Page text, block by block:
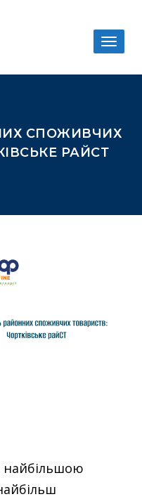
СПОЖИВЧИХ
РАЙСТ
найбільшою